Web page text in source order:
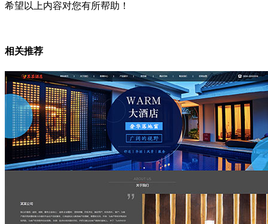
希望以上内容对您有所帮助！
相关推荐